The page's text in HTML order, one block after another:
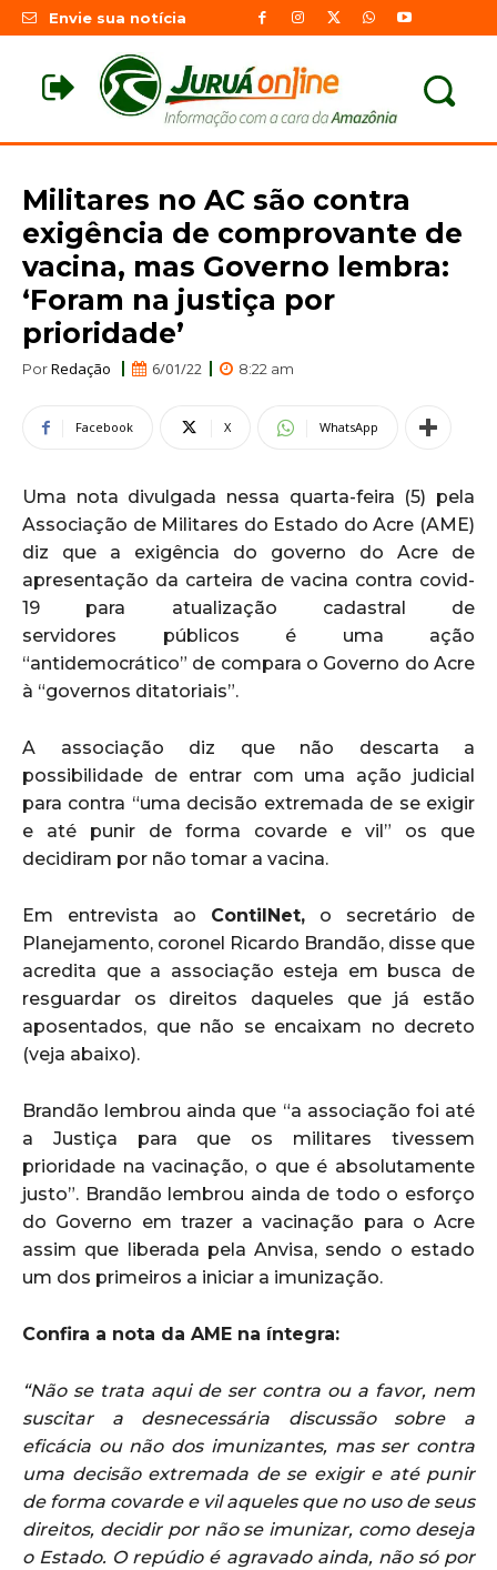
Envie sua notícia
Militares no AC são contra
exigência de comprovante de
vacina, mas Governo lembra:
‘Foram na justiça por
prioridade’
PorRedação 6/01/22 8:22 am
Facebook X WhatsApp
Uma nota divulgada nessa quarta-feira (5) pela
Associação de Militares do Estado do Acre (AME)
diz que a exigência do governo do Acre de
apresentação da carteira de vacina contra covid-
19 para atualização cadastral de
servidores públicos é uma ação
“antidemocrático” de compara o Governo do Acre
à “governos ditatoriais”.
A associação diz que não descarta a
possibilidade de entrar com uma ação judicial
para contra “uma decisão extremada de se exigir
e até punir de forma covarde e vil” os que
decidiram por não tomar a vacina.
Em entrevista ao ContilNet, o secretário de
Planejamento, coronel Ricardo Brandão, disse que
acredita que a associação esteja em busca de
resguardar os direitos daqueles que já estão
aposentados, que não se encaixam no decreto
(veja abaixo).
Brandão lembrou ainda que “a associação foi até
a Justiça para que os militares tivessem
prioridade na vacinação, o que é absolutamente
justo”. Brandão lembrou ainda de todo o esforço
do Governo em trazer a vacinação para o Acre
assim que liberada pela Anvisa, sendo o estado
um dos primeiros a iniciar a imunização.
Confira a nota da AME na íntegra:
“Não se trata aqui de ser contra ou a favor, nem
suscitar a desnecessária discussão sobre a
eficácia ou não dos imunizantes, mas ser contra
uma decisão extremada de se exigir e até punir
de forma covarde e vil aqueles que no uso de seus
direitos, decidir por não se imunizar, como deseja
o Estado. O repúdio é agravado ainda, não só por